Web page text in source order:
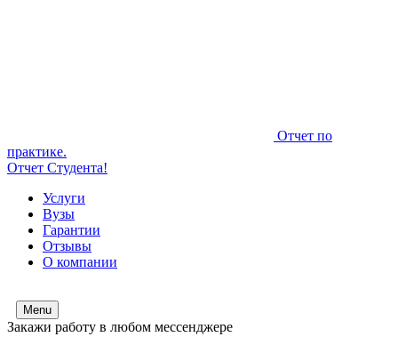
Отчет по
практике.
Отчет Студента!
Услуги
Вузы
Гарантии
Отзывы
О компании
Menu
Закажи работу в любом мессенджере